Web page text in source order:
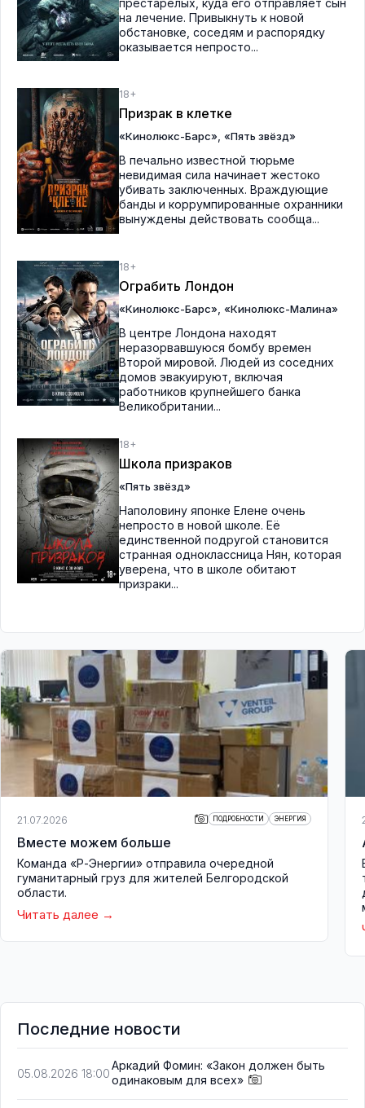
престарелых, куда его отправляет сын
на лечение. Привыкнуть к новой
обстановке, соседям и распорядку
оказывается непросто...
18+
Призрак в клетке
«Кинолюкс-Барс» «Пять звёзд»
В печально известной тюрьме
невидимая сила начинает жестоко
убивать заключенных. Враждующие
банды и коррумпированные охранники
вынуждены действовать сообща...
18+
Ограбить Лондон
«Кинолюкс-Барс» «Кинолюкс-Малина»
В центре Лондона находят
неразорвавшуюся бомбу времен
Второй мировой. Людей из соседних
домов эвакуируют, включая
работников крупнейшего банка
Великобритании...
18+
Школа призраков
«Пять звёзд»
Наполовину японке Елене очень
непросто в новой школе. Её
единственной подругой становится
странная одноклассница Нян, которая
уверена, что в школе обитают
призраки...
21.07.2026 ПОДРОБНОСТИ ЭНЕРГИЯ
Вместе можем больше
Команда «Р-Энергии» отправила очередной
гуманитарный груз для жителей Белгородской
области.
Читать далее
Последние новости
05.08.2026 18:00
Аркадий Фомин: «Закон должен быть
одинаковым для всех»